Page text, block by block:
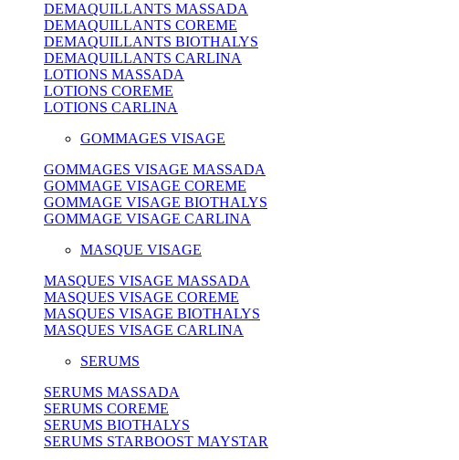
DEMAQUILLANTS MASSADA
DEMAQUILLANTS COREME
DEMAQUILLANTS BIOTHALYS
DEMAQUILLANTS CARLINA
LOTIONS MASSADA
LOTIONS COREME
LOTIONS CARLINA
GOMMAGES VISAGE
GOMMAGES VISAGE MASSADA
GOMMAGE VISAGE COREME
GOMMAGE VISAGE BIOTHALYS
GOMMAGE VISAGE CARLINA
MASQUE VISAGE
MASQUES VISAGE MASSADA
MASQUES VISAGE COREME
MASQUES VISAGE BIOTHALYS
MASQUES VISAGE CARLINA
SERUMS
SERUMS MASSADA
SERUMS COREME
SERUMS BIOTHALYS
SERUMS STARBOOST MAYSTAR